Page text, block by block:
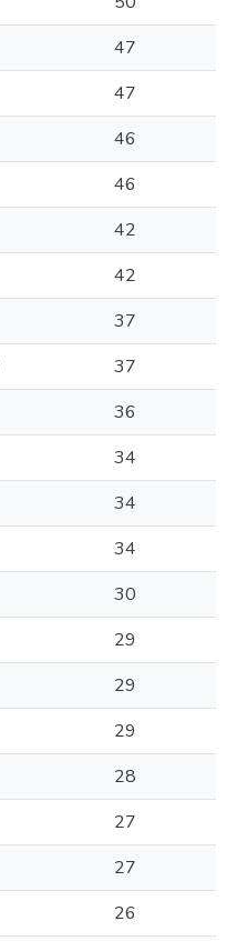
47
47
46
46
42
42
37
37
36
34
34
34
30
29
29
29
28
27
27
26